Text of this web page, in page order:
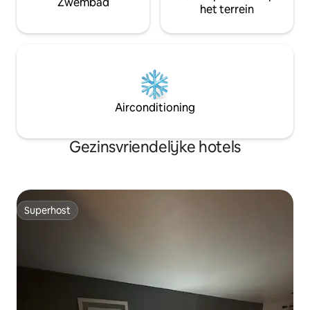
het terrein
Airconditioning
Gezinsvriendelijke hotels
Superhost
Superhost